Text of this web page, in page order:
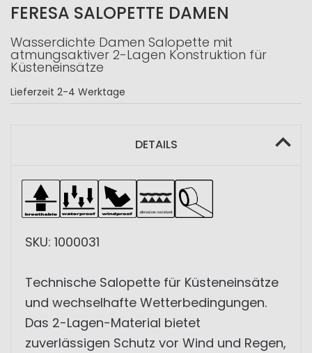
FERESA SALOPETTE DAMEN
Wasserdichte Damen Salopette mit
atmungsaktiver 2-Lagen Konstruktion für
Küsteneinsätze
Lieferzeit 2-4 Werktage
DETAILS
SKU: 1000031
Technische Salopette für Küsteneinsätze
und wechselhafte Wetterbedingungen.
Das 2-Lagen-Material bietet
zuverlässigen Schutz vor Wind und Regen,